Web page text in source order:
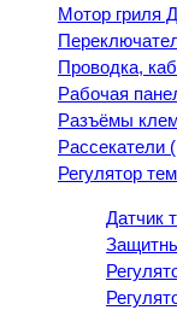
Мотор гриля
Проводка,
Рабочая
Разъёмы
Рассекатели
Регулятор
Датчик